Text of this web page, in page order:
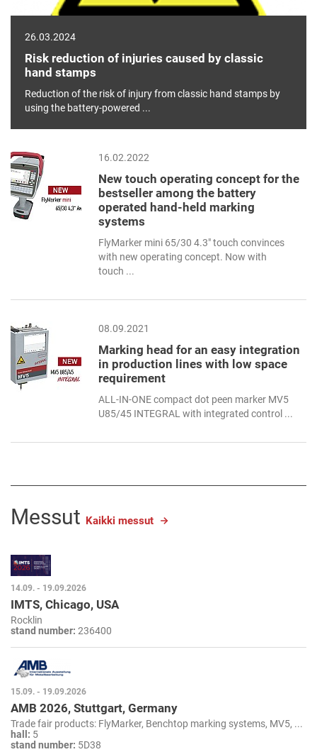
26.03.2024
Risk reduction of injuries caused by classic
hand stamps
Reduction of the risk of injury from classic hand stamps by
using the battery-powered ...
16.02.2022
New touch operating concept for the
bestseller among the battery
operated hand-held marking
systems
FlyMarker mini 65/30 4.3" touch convinces
with new operating concept. Now with
touch ...
08.09.2021
Marking head for an easy integration
in production lines with low space
requirement
ALL-IN-ONE compact dot peen marker MV5
U85/45 INTEGRAL with integrated control ...
Messut Kaikki messut
14.09. - 19.09.2026
IMTS, Chicago, USA
Rocklin
stand number: 236400
15.09. - 19.09.2026
AMB 2026, Stuttgart, Germany
Trade fair products: FlyMarker, Benchtop marking systems, MV5, ...
hall: 5
stand number: 5D38